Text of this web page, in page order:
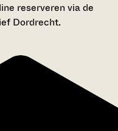
reserveren via de
Dordrecht.